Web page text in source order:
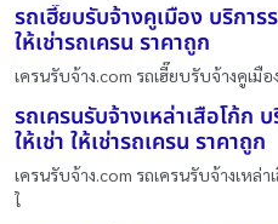
รถเฮี๊ยบรับจ้างคูเมือง บริการ
ให้เช่ารถเครน ราคาถูก
เครนรับจ้าง.com รถเฮี๊ยบรับจ้างคูเมื
รถเครนรับจ้างเหล่าเสือโก้ก
ให้เช่า ให้เช่ารถเครน ราคาถูก
เครนรับจ้าง.com รถเครนรับจ้างเหล่
ใ